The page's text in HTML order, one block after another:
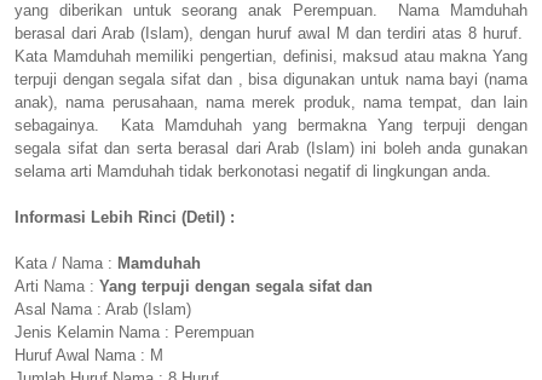
yang diberikan untuk seorang anak Perempuan. Nama Mamduhah
berasal dari Arab (Islam), dengan huruf awal M dan terdiri atas 8 huruf.
Kata Mamduhah memiliki pengertian, definisi, maksud atau makna Yang
terpuji dengan segala sifat dan , bisa digunakan untuk nama bayi (nama
anak), nama perusahaan, nama merek produk, nama tempat, dan lain
sebagainya. Kata Mamduhah yang bermakna Yang terpuji dengan
segala sifat dan serta berasal dari Arab (Islam) ini boleh anda gunakan
selama arti Mamduhah tidak berkonotasi negatif di lingkungan anda.
Informasi Lebih Rinci (Detil) :
Kata / Nama : Mamduhah
Arti Nama : Yang terpuji dengan segala sifat dan
Asal Nama : Arab (Islam)
Jenis Kelamin Nama : Perempuan
Huruf Awal Nama : M